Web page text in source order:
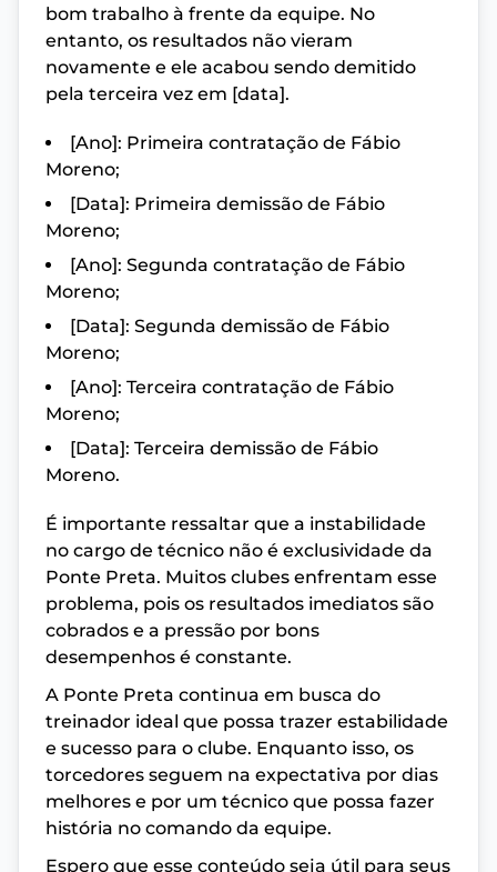
bom trabalho à frente da equipe. No
entanto, os resultados não vieram
novamente e ele acabou sendo demitido
pela terceira vez em [data].
[Ano]: Primeira contratação de Fábio
Moreno;
[Data]: Primeira demissão de Fábio
Moreno;
[Ano]: Segunda contratação de Fábio
Moreno;
[Data]: Segunda demissão de Fábio
Moreno;
[Ano]: Terceira contratação de Fábio
Moreno;
[Data]: Terceira demissão de Fábio
Moreno.
É importante ressaltar que a instabilidade
no cargo de técnico não é exclusividade da
Ponte Preta. Muitos clubes enfrentam esse
problema, pois os resultados imediatos são
cobrados e a pressão por bons
desempenhos é constante.
A Ponte Preta continua em busca do
treinador ideal que possa trazer estabilidade
e sucesso para o clube. Enquanto isso, os
torcedores seguem na expectativa por dias
melhores e por um técnico que possa fazer
história no comando da equipe.
Espero que esse conteúdo seja útil para seus